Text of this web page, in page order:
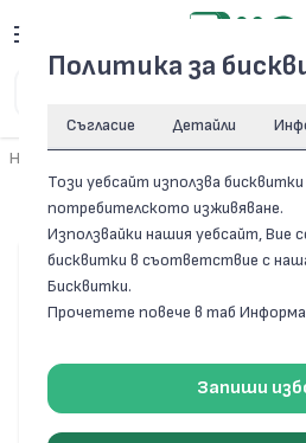
Начало
Отопление
Политика за
Съгласие Детайли
Този уебсайт използва
потребителското изживяване.
Използвайки нашия уебсайт, Вие
бисквитки в съответствие с
Бисквитки.
Прочетете повече в таб
Запиши